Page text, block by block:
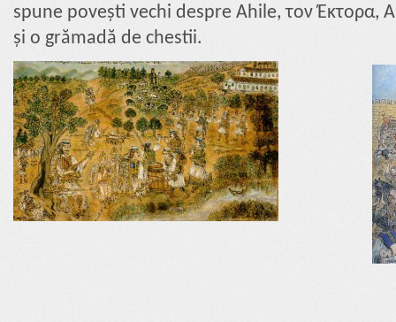
spune povești vechi despre Ahile, τον Έκτορα,
și o grămadă de chestii.